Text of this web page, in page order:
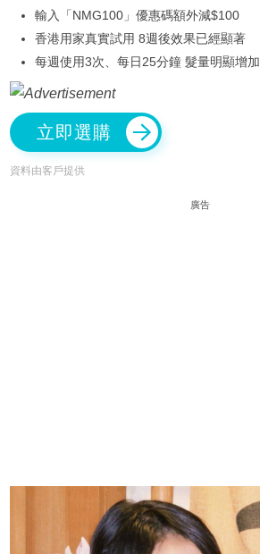
輸入「NMG100」優惠碼額外減$100
香港用家真實試用 8週後效果已經顯著
每週使用3次、每日25分鐘 髮量明顯增加
立即選購
資料由客戶提供
廣告